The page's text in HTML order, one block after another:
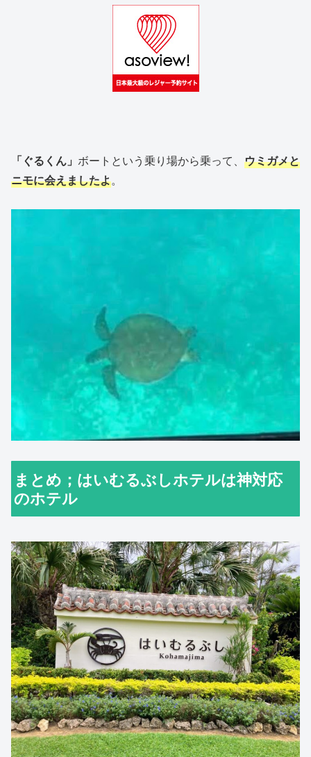
「ぐるくん」 ボートという乗り場から乗って、 ウミガメと
ニモに会えましたよ。
まとめ；はいむるぶしホテルは神対応
のホテル